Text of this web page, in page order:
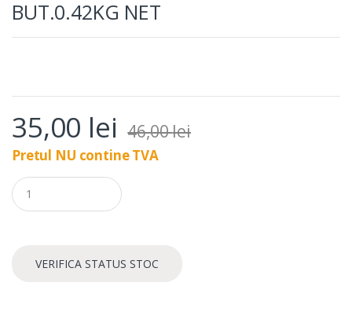
BUT.0.42KG NET
35,00 lei 46,00lei
Pretul NU contine TVA
Q
u
a
VERIFICA STATUS STOC